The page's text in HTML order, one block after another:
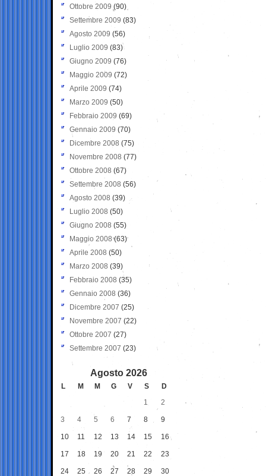
Ottobre 2009 (90)
Settembre 2009 (83)
Agosto 2009 (56)
Luglio 2009 (83)
Giugno 2009 (76)
Maggio 2009 (72)
Aprile 2009 (74)
Marzo 2009 (50)
Febbraio 2009 (69)
Gennaio 2009 (70)
Dicembre 2008 (75)
Novembre 2008 (77)
Ottobre 2008 (67)
Settembre 2008 (56)
Agosto 2008 (39)
Luglio 2008 (50)
Giugno 2008 (55)
Maggio 2008(63)
Aprile 2008 (50)
Marzo 2008 (39)
Febbraio 2008 (35)
Gennaio 2008 (36)
Dicembre 2007 (25)
Novembre 2007 (22)
Ottobre 2007 (27)
Settembre 2007 (23)
Agosto 2026
L M M G V S
D
1
2
3 4 5 6 7 8 9
10 11 12 13 14 15 16
17 18 19 20 21 22 23
24 25 26 27 28 29 30